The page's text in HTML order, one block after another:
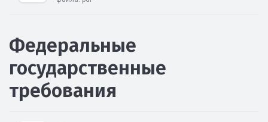
Федеральные
государственные
требования